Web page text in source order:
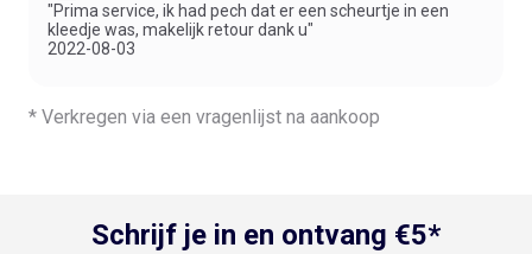
"Prima service, ik had pech dat er een scheurtje in een
kleedje was, makelijk retour dank u"
2022-08-03
* Verkregen via een vragenlijst na aankoop
Schrijf je in en ontvang €5*